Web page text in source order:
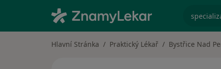
Hlavní Stránka Praktický Lékař Bystřice Nad